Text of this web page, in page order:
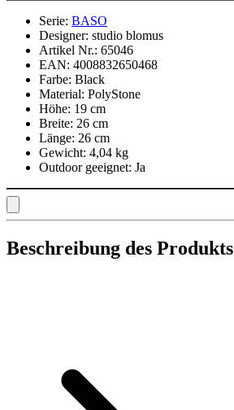
Serie: BASO
Designer: studio blomus
Artikel Nr.: 65046
EAN: 4008832650468
Farbe: Black
Material: PolyStone
Höhe: 19 cm
Breite: 26 cm
Länge: 26 cm
Gewicht: 4,04 kg
Outdoor geeignet: Ja
Beschreibung des Produkts